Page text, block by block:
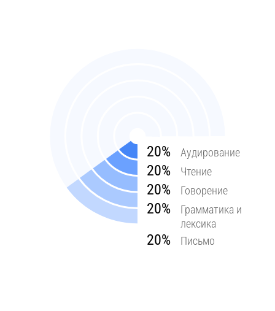
20% Аудирование
20% Чтение
20% Говорение
20%
Грамматика и
лексика
20% Письмо